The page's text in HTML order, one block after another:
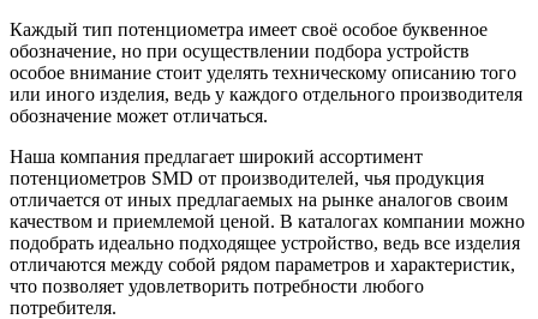
Каждый тип потенциометра имеет своё особое буквенное
обозначение, но при осуществлении подбора устройств
особое внимание стоит уделять техническому описанию того
или иного изделия, ведь у каждого отдельного производителя
обозначение может отличаться.
Наша компания предлагает широкий ассортимент
потенциометров SMD от производителей, чья продукция
отличается от иных предлагаемых на рынке аналогов своим
качеством и приемлемой ценой. В каталогах компании можно
подобрать идеально подходящее устройство, ведь все изделия
отличаются между собой рядом параметров и характеристик,
что позволяет удовлетворить потребности любого
потребителя.